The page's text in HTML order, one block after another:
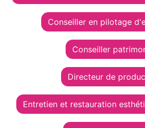
Conseiller en pilotage
Conseiller
Directeur de
Entretien et restauration